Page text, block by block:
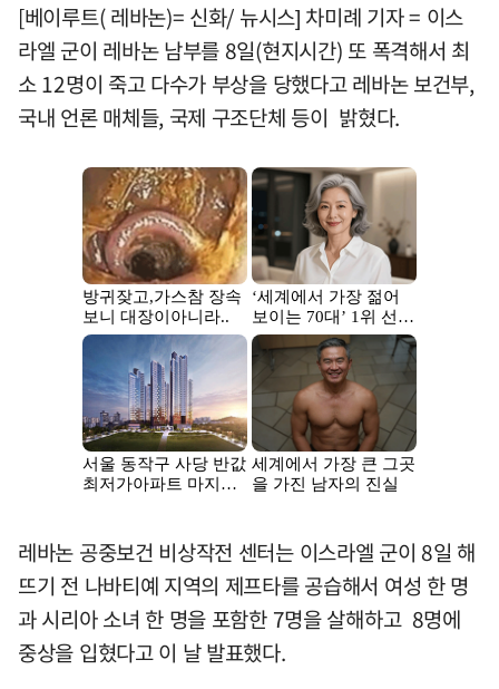
[베이루트( 레바논)= 신화/ 뉴시스] 차미례 기자 = 이스
라엘 군이 레바논 남부를 8일(현지시간) 또 폭격해서 최
소 12명이 죽고 다수가 부상을 당했다고 레바논 보건부,
국내 언론 매체들, 국제 구조단체 등이 밝혔다.
레바논 공중보건 비상작전 센터는 이스라엘 군이 8일 해
뜨기 전 나바티예 지역의 제프타를 공습해서 여성 한 명
과 시리아 소녀 한 명을 포함한 7명을 살해하고 8명에
중상을 입혔다고 이 날 발표했다.